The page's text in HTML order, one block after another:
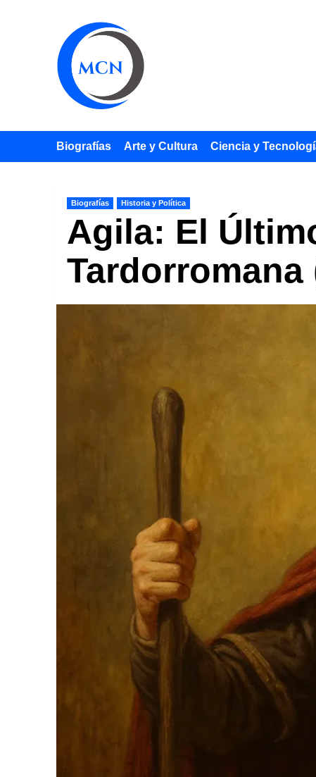
Biografías Arte y Cultura Ciencia y
Biografías Historia y Política
Agila: El
Tardorromana